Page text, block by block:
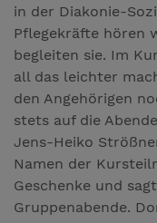
in der Diakonie-
Pflegekräfte hören
begleiten sie. Im
all das leichter
den Angehörigen
stets auf die
Jens-Heiko
Namen der
Geschenke und
Gruppenabende.